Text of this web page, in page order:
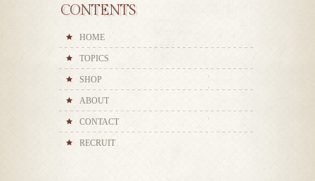
CONTENTS
HOME
TOPICS
SHOP
ABOUT
CONTACT
RECRUIT